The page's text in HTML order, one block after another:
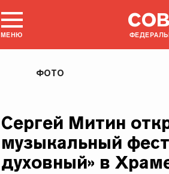
МЕНЮ
ФОТО
Сергей Митин
музыкальный
духовный» в